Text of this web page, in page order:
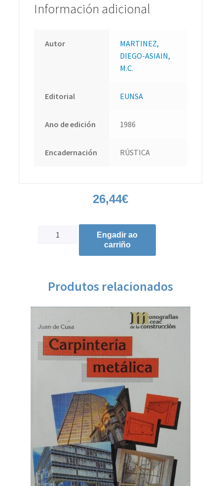
Información adicional
Autor
MARTINEZ,
DIEGO-ASIAIN,
M.C.
Editorial EUNSA
Ano de edición 1986
Encadernación RÚSTICA
26,44€
Engadir ao
carriño
Produtos relacionados